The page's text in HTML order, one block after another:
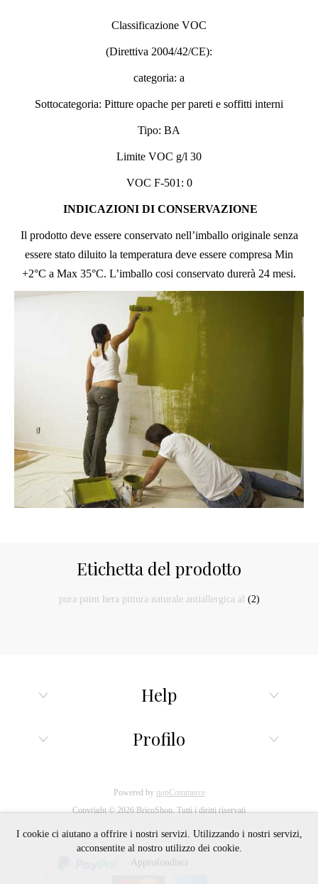
Classificazione VOC
(Direttiva 2004/42/CE):
categoria: a
Sottocategoria: Pitture opache per pareti e soffitti interni
Tipo: BA
Limite VOC g/l 30
VOC F-501: 0
INDICAZIONI DI CONSERVAZIONE
Il prodotto deve essere conservato nell’imballo originale senza
essere stato diluito la temperatura deve essere compresa Min
+2°C a Max 35°C. L’imballo cosi conservato durerà 24 mesi.
Etichetta del prodotto
pura paint hera pittura naturale antiallergica al (2)
Help
Profilo
Powered by nopCommerce
Copyright © 2026 BricoShop. Tutti i diritti riservati
I cookie ci aiutano a offrire i nostri servizi. Utilizzando i nostri servizi,
acconsentite al nostro utilizzo dei cookie.
Approfondisci